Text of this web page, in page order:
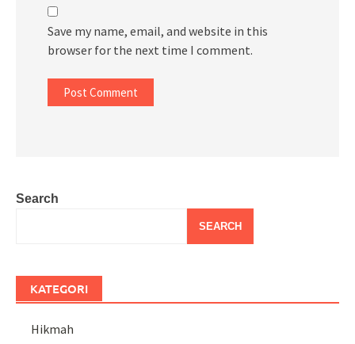
Save my name, email, and website in this
browser for the next time I comment.
Search
SEARCH
KATEGORI
Hikmah